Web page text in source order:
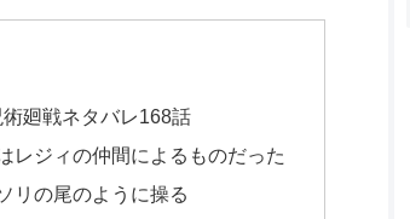
廻戦ネタバレ168話
ジィの仲間によるものだった
の尾のように操る